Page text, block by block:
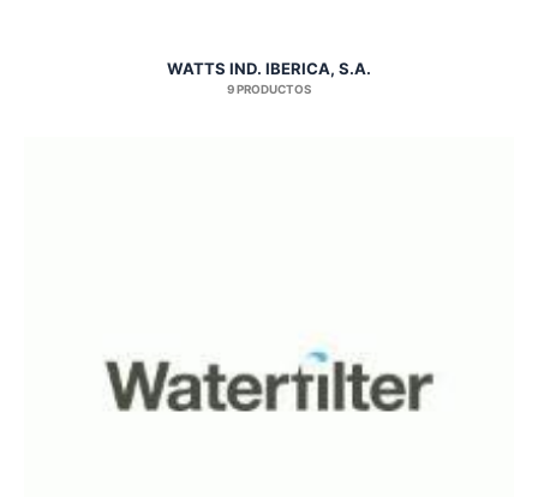
WATTS IND. IBERICA, S.A.
9 PRODUCTOS